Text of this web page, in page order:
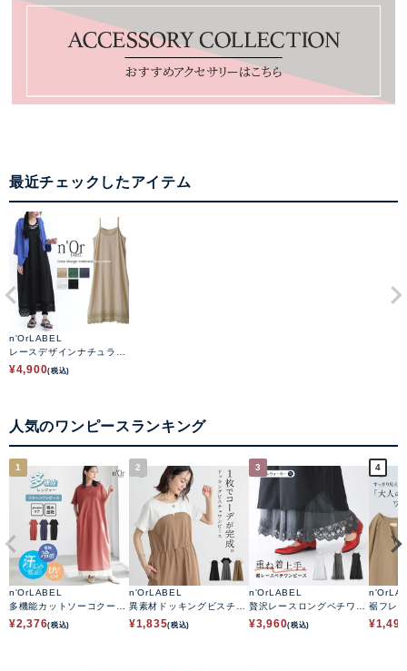
最近チェックしたアイテム
n'OrLABEL
レースデザインナチュラル
ワンピース
¥4,900(税込)
人気のワンピースランキング
1
n'OrLABEL
多機能カットソーコクーン
ワンピース
¥2,376(税込)
2
n'OrLABEL
異素材ドッキングビスチェ
ワンピース
¥1,835(税込)
3
n'OrLABEL
贅沢レースロングペチワン
ピース
¥3,960(税込)
4
裾フレ
ース
¥1,493